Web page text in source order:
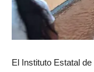
El Instituto Estatal